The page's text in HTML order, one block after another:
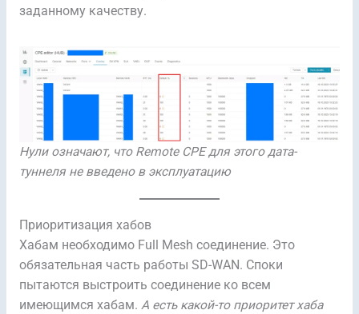
заданному качеству.
Нули означают, что Remote CPE для этого дата-
туннеля не введено в эксплуатацию
Приоритизация хабов
Хабам необходимо Full Mesh соединение. Это
обязательная часть работы SD-WAN. Споки
пытаются выстроить соединение ко всем
имеющимся хабам. А есть какой-то приоритет хаба